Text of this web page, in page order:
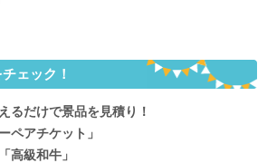
ェック！
るだけで景品を見積り！
ペアチケット」
高級和牛」